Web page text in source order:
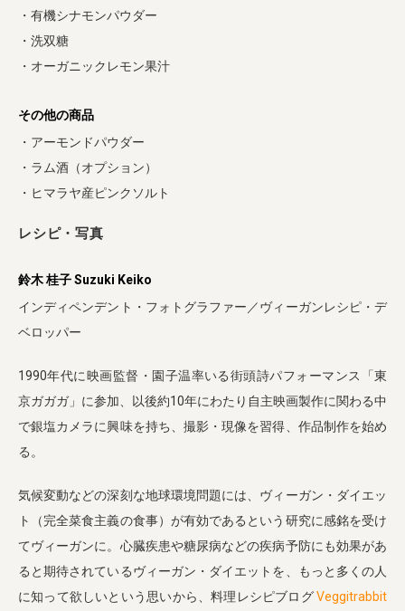
・有機シナモンパウダー
・洗双糖
・オーガニックレモン果汁
その他の商品
・アーモンドパウダー
・ラム酒（オプション）
・ヒマラヤ産ピンクソルト
レシピ・写真
鈴木 桂子 Suzuki Keiko
インディペンデント・フォトグラファー／ヴィーガンレシピ・デ
ベロッパー
1990年代に映画監督・園子温率いる街頭詩パフォーマンス「東
京ガガガ」に参加、以後約10年にわたり自主映画製作に関わる中
で銀塩カメラに興味を持ち、撮影・現像を習得、作品制作を始め
る。
気候変動などの深刻な地球環境問題には、ヴィーガン・ダイエッ
ト（完全菜食主義の食事）が有効であるという研究に感銘を受け
てヴィーガンに。心臓疾患や糖尿病などの疾病予防にも効果があ
ると期待されているヴィーガン・ダイエットを、もっと多くの人
に知って欲しいという思いから、料理レシピブログVeggitrabbit